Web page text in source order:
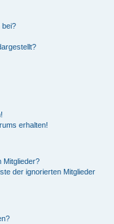
bei?
erhalten!
Mitglieder?
der ignorierten Mitglieder